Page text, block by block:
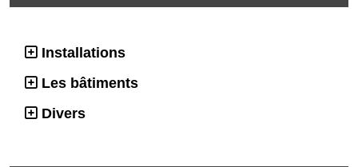
Installations
Les bâtiments
Divers